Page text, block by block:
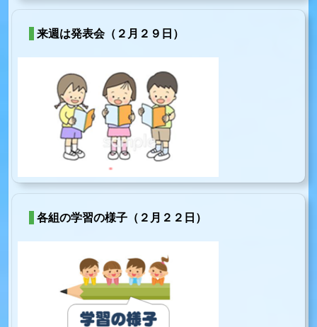
来週は発表会（２月２９日）
各組の学習の様子（２月２２日）